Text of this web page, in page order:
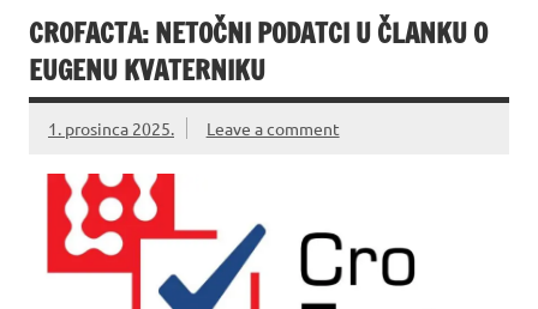
CROFACTA: NETOČNI PODATCI U ČLANKU O
EUGENU KVATERNIKU
1. prosinca 2025. Leave a comment